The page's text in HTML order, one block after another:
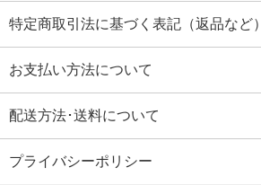
特定商取引法に基づく表記（返品など）
お支払い方法について
配送方法･送料について
プライバシーポリシー